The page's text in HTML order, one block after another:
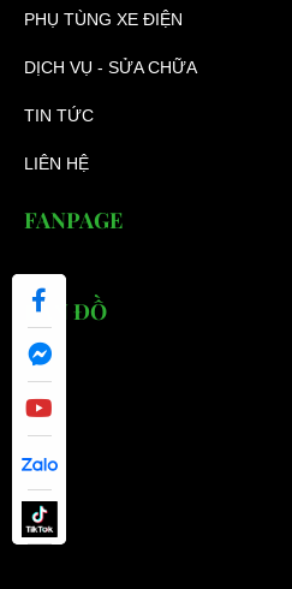
PHỤ TÙNG XE ĐIỆN
DỊCH VỤ - SỬA CHỮA
TIN TỨC
LIÊN HỆ
FANPAGE
BẢN ĐỒ